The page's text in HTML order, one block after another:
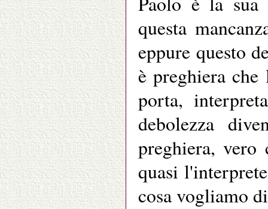
questa
eppure questo
è preghiera
porta,
debolezza
preghiera,
quasi
cosa vogliamo